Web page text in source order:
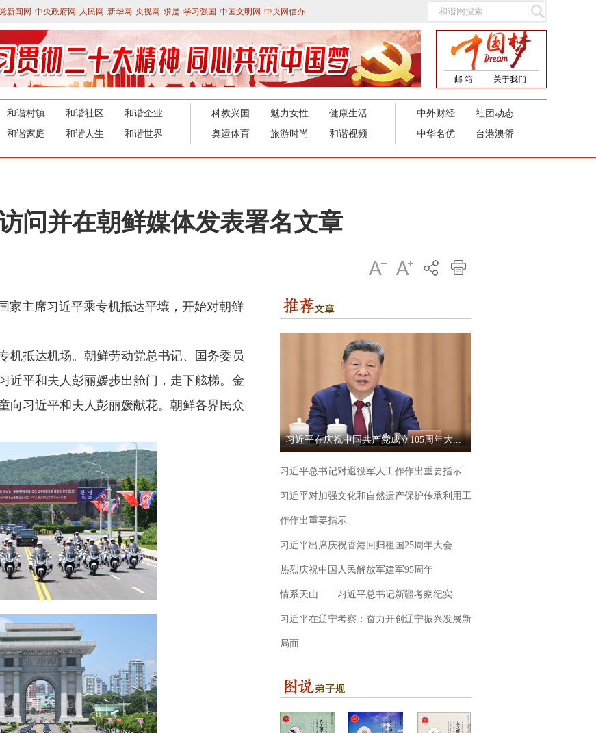
新闻网 中央政府网 人民网 新华网 央视网 求是 学习强国 中国文明网 中央网信办
邮 箱 关于我们
和谐村镇 和谐社区
和谐企业
和谐家庭 和谐人生 和谐世界
科教兴国 魅力女性
健康生活
奥运体育
旅游时尚 和谐视频
中外财经
社团动态
中华名优
台港澳侨
问并在朝鲜媒体发表署名文章
主席习近平乘专机抵达平壤，开始对朝鲜
抵达机场。朝鲜劳动党总书记、国务委员
近平和夫人彭丽媛步出舱门，走下舷梯。金
向习近平和夫人彭丽媛献花。朝鲜各界民众
习近平在庆祝中国共产党成立105周年大...
习近平总书记对退役军人工作作出重要指示
习近平对加强文化和自然遗产保护传承利用工
作作出重要指示
习近平出席庆祝香港回归祖国25周年大会
热烈庆祝中国人民解放军建军95周年
情系天山——习近平总书记新疆考察纪实
习近平在辽宁考察：奋力开创辽宁振兴发展新
局面